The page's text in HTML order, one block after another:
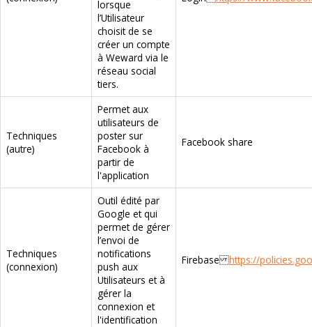
lorsque
l’Utilisateur
choisit de se
créer un compte
à Weward via le
réseau social
tiers.
Techniques
(autre)
Permet aux
utilisateurs de
poster sur
Facebook à
partir de
l'application
Facebook share
Techniques
(connexion)
Outil édité par
Google et qui
permet de gérer
l’envoi de
notifications
push aux
Utilisateurs et à
gérer la
connexion et
l'identification
Firebasehttps://